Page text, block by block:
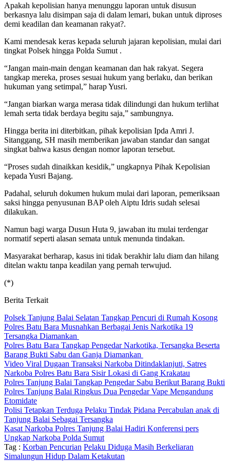
Apakah kepolisian hanya menunggu laporan untuk disusun
berkasnya lalu disimpan saja di dalam lemari, bukan untuk diproses
demi keadilan dan keamanan rakyat?.
Kami mendesak keras kepada seluruh jajaran kepolisian, mulai dari
tingkat Polsek hingga Polda Sumut .
“Jangan main-main dengan keamanan dan hak rakyat. Segera
tangkap mereka, proses sesuai hukum yang berlaku, dan berikan
hukuman yang setimpal,” harap Yusri.
“Jangan biarkan warga merasa tidak dilindungi dan hukum terlihat
lemah serta tidak berdaya begitu saja,” sambungnya.
Hingga berita ini diterbitkan, pihak kepolisian Ipda Amri J.
Sitanggang, SH masih memberikan jawaban standar dan sangat
singkat bahwa kasus dengan nomor laporan tersebut.
“Proses sudah dinaikkan kesidik,” ungkapnya Pihak Kepolisian
kepada Yusri Bajang.
Padahal, seluruh dokumen hukum mulai dari laporan, pemeriksaan
saksi hingga penyusunan BAP oleh Aiptu Idris sudah selesai
dilakukan.
Namun bagi warga Dusun Huta 9, jawaban itu mulai terdengar
normatif seperti alasan semata untuk menunda tindakan.
Masyarakat berharap, kasus ini tidak berakhir lalu diam dan hilang
ditelan waktu tanpa keadilan yang pernah terwujud.
(*)
Berita Terkait
Polsek Tanjung Balai Selatan Tangkap Pencuri di Rumah Kosong
Polres Batu Bara Musnahkan Berbagai Jenis Narkotika 19
Tersangka Diamankan
Polres Batu Bara Tangkap Pengedar Narkotika, Tersangka Beserta
Barang Bukti Sabu dan Ganja Diamankan
Video Viral Dugaan Transaksi Narkoba Ditindaklanjuti, Satres
Narkoba Polres Batu Bara Sisir Lokasi di Gang Krakatau
Polres Tanjung Balai Tangkap Pengedar Sabu Berikut Barang Bukti
Polres Tanjung Balai Ringkus Dua Pengedar Vape Mengandung
Etomidate
Polisi Tetapkan Terduga Pelaku Tindak Pidana Percabulan anak di
Tanjung Balai Sebagai Tersangka
Kasat Narkoba Polres Tanjung Balai Hadiri Konferensi pers
Ungkap Narkoba Polda Sumut
Tag : Korban Pencurian Pelaku Diduga Masih Berkeliaran
Simalungun Hidup Dalam Ketakutan